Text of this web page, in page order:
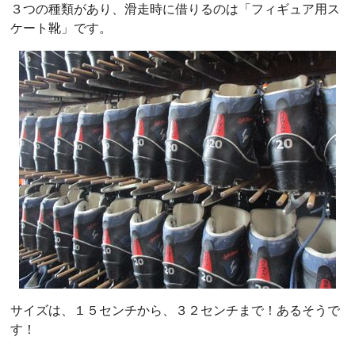
３つの種類があり、滑走時に借りるのは「フィギュア用ス
ケート靴」です。
サイズは、１５センチから、３２センチまで！あるそうで
す！